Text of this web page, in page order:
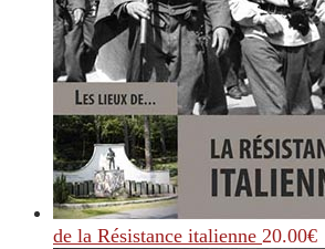
de la Résistance italienne 20.00€